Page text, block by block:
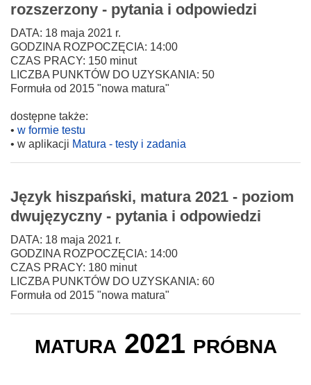
rozszerzony - pytania i odpowiedzi
DATA: 18 maja 2021 r.
GODZINA ROZPOCZĘCIA: 14:00
CZAS PRACY: 150 minut
LICZBA PUNKTÓW DO UZYSKANIA: 50
Formuła od 2015 "nowa matura"
dostępne także:
• w formie testu
• w aplikacji Matura - testy i zadania
Język hiszpański, matura 2021 - poziom
dwujęzyczny - pytania i odpowiedzi
DATA: 18 maja 2021 r.
GODZINA ROZPOCZĘCIA: 14:00
CZAS PRACY: 180 minut
LICZBA PUNKTÓW DO UZYSKANIA: 60
Formuła od 2015 "nowa matura"
matura 2021 próbna